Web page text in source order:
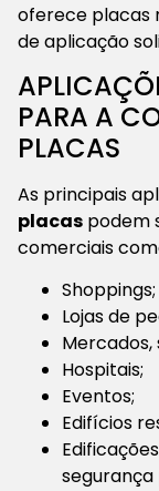
oferece placas
de aplicação
PARA A
PLACAS
As principais
placas podem
comerciais
Shoppings;
Lojas de
Hospitais;
Eventos;
Edifícios
segurança